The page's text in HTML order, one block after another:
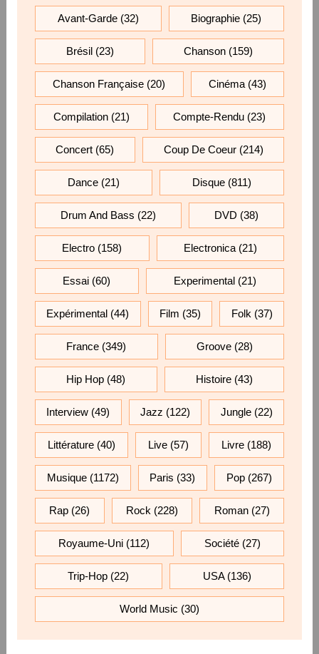
Avant-Garde(32) Biographie (25)
Brésil(23) Chanson (159)
Chanson Française (20) Cinéma(43)
Compilation(21) Compte-Rendu (23)
Concert (65) Coup De Coeur(214)
Dance(21) Disque (811)
Drum And Bass (22) DVD (38)
Electro (158) Electronica(21)
Essai (60) Experimental(21)
Expérimental (44) Film (35) Folk (37)
France (349) Groove(28)
Hip Hop (48) Histoire(43)
Interview (49) Jazz (122) Jungle(22)
Littérature(40) Live (57) Livre (188)
Musique(1172) Paris (33) Pop (267)
Rap (26) Rock (228) Roman(27)
Royaume-Uni (112) Société(27)
Trip-Hop (22) USA(136)
World Music (30)